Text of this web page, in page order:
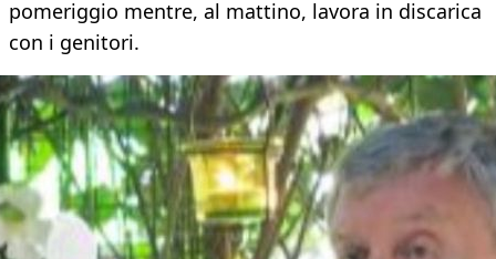
pomeriggio mentre, al mattino, lavora in discarica
con i genitori.